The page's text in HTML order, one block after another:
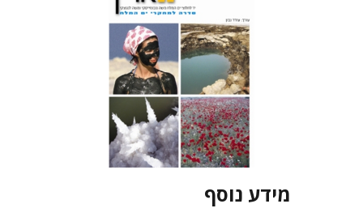
מידע נוסף